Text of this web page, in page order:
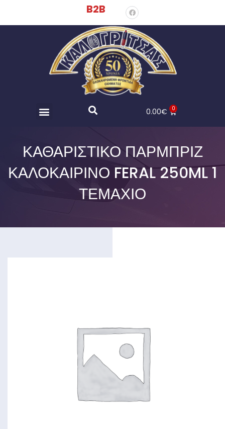
B2B
0.00€ 0
ΚΑΘΑΡΙΣΤΙΚΌ ΠΑΡΜΠΡΊΖ
ΚΑΛΟΚΑΙΡΙΝΌ FERAL 250ML 1
ΤΕΜΆΧΙΟ